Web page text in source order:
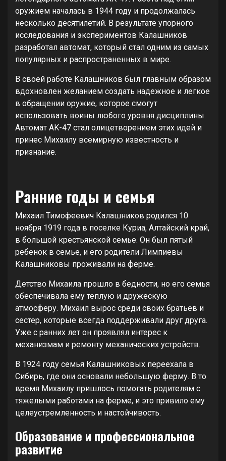
оружием началась в 1944 году и продолжалась
несколько десятилетий. В результате упорного
исследования и экспериментов Калашников
разработал автомат, который стал одним из самых
популярных и распространенных в мире.
В своей работе Калашников был главным образом
вдохновлен желанием создать надежное и легкое
в обращении оружие, которое смогут
использовать воины любого уровня дисциплины.
Автомат AK-47 стал олицетворением этих идей и
принес Михаилу всемирную известность и
признание.
Ранние годы и семья
Михаил Тимофеевич Калашников родился 10
ноября 1919 года в поселке Куриа, Алтайский край,
в большой крестьянской семье. Он был пятый
ребенок в семье, и его родители Лимпиевы
Калашниковы проживали на ферме.
Детство Михаила прошло в бедности, но его семья
обеспечивала ему теплую и дружескую
атмосферу. Михаил вырос среди своих братьев и
сестер, которые всегда поддерживали друг друга.
Уже с ранних лет он проявлял интерес к
механизмам и ремонту механических устройств.
В 1924 году семья Калашниковых переехала в
Сибирь, где они основали небольшую ферму. В то
время Михаилу пришлось помогать родителям с
тяжелыми работами на ферме, и это привило ему
целеустремленность и настойчивость.
Образование и профессиональное
развитие